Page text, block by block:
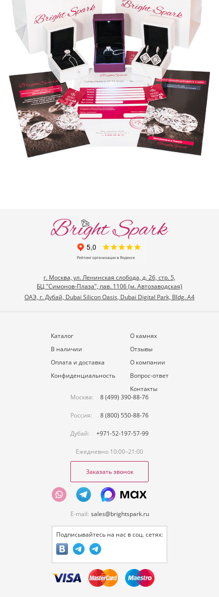
г. Москва, ул. Ленинская слобода, д. 26, стр. 5,
БЦ "Симонов-Плаза", пав. 1106 (м. Автозаводская)
ОАЭ, г. Дубай, Dubai Silicon Oasis, Dubai Digital Park, Bldg. A4
Каталог
В наличии
Оплата и доставка
Конфиденциальность
О камнях
Отзывы
О компании
Вопрос-ответ
Контакты
Москва:
8 (499) 390-88-76
Россия: 8 (800) 550-88-76
Дубай: +971-52-197-57-99
Ежедневно 10:00–21:00
Заказать звонок
E-mail: sales@brightspark.ru
Подписывайтесь на нас в соц. сетях: